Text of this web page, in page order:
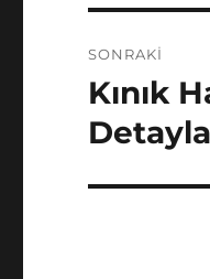
SONRAKI
Sonraki
yazı:
Kınık